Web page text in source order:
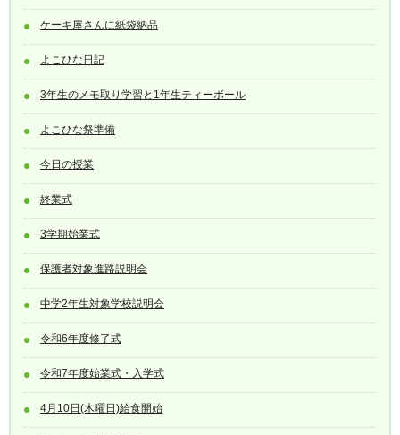
ケーキ屋さんに紙袋納品
よこひな日記
3年生のメモ取り学習と1年生ティーボール
よこひな祭準備
今日の授業
終業式
3学期始業式
保護者対象進路説明会
中学2年生対象学校説明会
令和6年度修了式
令和7年度始業式・入学式
4月10日(木曜日)給食開始